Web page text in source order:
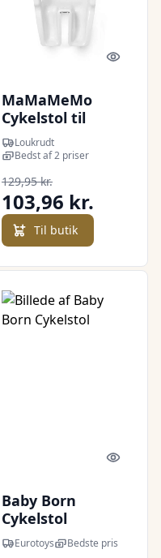
Quick
MaMaMeMo
Cykelstol til
Dukker - Hvid
Loukrudt
Bedst af 2 priser
129,95 kr.
103,96 kr.
Til butik
Quick
Baby Born
Cykelstol
Eurotoys Bedste pris